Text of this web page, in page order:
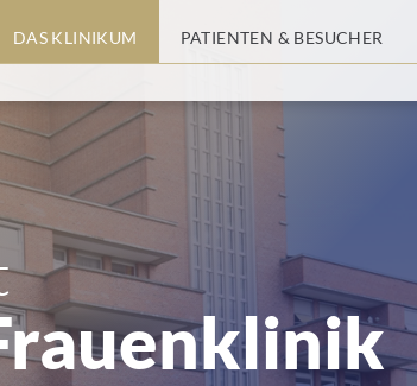
DAS KLINIKUM PATIENTEN & BESUCHER